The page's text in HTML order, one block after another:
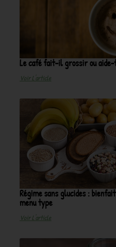
Le café fait-il grossir ou
Voir L'article
Régime sans glucides :
menu type
Voir L'article